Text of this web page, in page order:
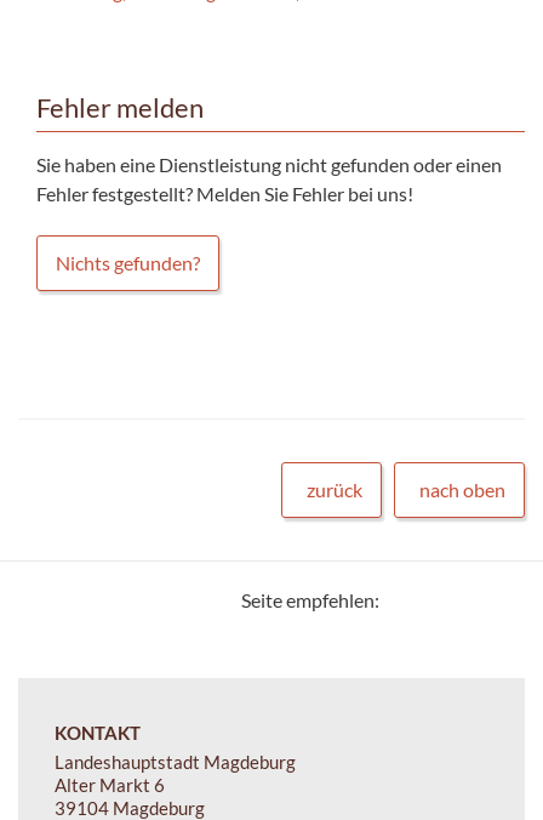
Fehler melden
Sie haben eine Dienstleistung nicht gefunden oder einen
Fehler festgestellt? Melden Sie Fehler bei uns!
Nichts gefunden?
zurück nach oben
Seite empfehlen:
KONTAKT
Landeshauptstadt Magdeburg
Alter Markt 6
39104 Magdeburg